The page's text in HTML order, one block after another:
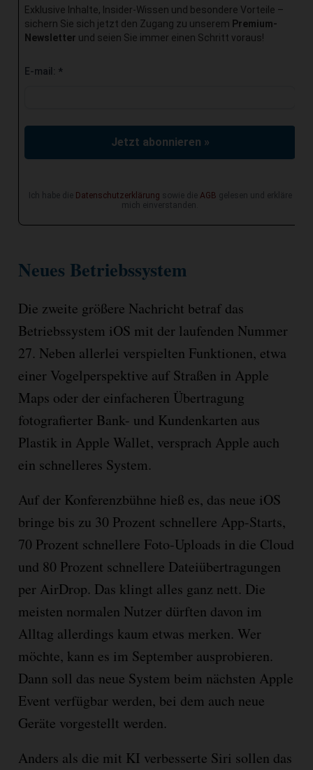
Exklusive Inhalte, Insider-Wissen und besondere Vorteile –
sichern Sie sich jetzt den Zugang zu unserem Premium-
Newsletter und seien Sie immer einen Schritt voraus!
E-mail: *
Jetzt abonnieren »
Ich habe die Datenschutzerklärung sowie die AGB gelesen und erkläre
mich einverstanden.
Neues Betriebssystem
Die zweite größere Nachricht betraf das
Betriebssystem iOS mit der laufenden Nummer
27. Neben allerlei verspielten Funktionen, etwa
einer Vogelperspektive auf Straßen in Apple
Maps oder der einfacheren Übertragung
fotografierter Bank- und Kundenkarten aus
Plastik in Apple Wallet, versprach Apple auch
ein schnelleres System.
Auf der Konferenzbühne hieß es, das neue iOS
bringe bis zu 30 Prozent schnellere App-Starts,
70 Prozent schnellere Foto-Uploads in die Cloud
und 80 Prozent schnellere Dateiübertragungen
per AirDrop. Das klingt alles ganz nett. Die
meisten normalen Nutzer dürften davon im
Alltag allerdings kaum etwas merken. Wer
möchte, kann es im September ausprobieren.
Dann soll das neue System beim nächsten Apple
Event verfügbar werden, bei dem auch neue
Geräte vorgestellt werden.
Anders als die mit KI verbesserte Siri sollen das